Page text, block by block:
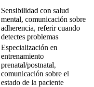
Sensibilidad con salud
mental, comunicación sobre
adherencia, referir cuando
detectes problemas
Especialización en
entrenamiento
prenatal/postnatal,
comunicación sobre el
estado de la paciente